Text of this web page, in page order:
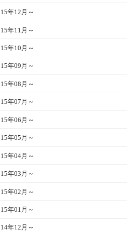
年12月～
年11月～
年10月～
年09月～
年08月～
年07月～
年06月～
年05月～
年04月～
年03月～
年02月～
年01月～
年12月～